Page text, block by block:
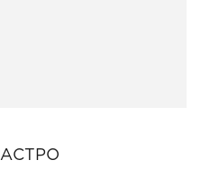
АСТРО